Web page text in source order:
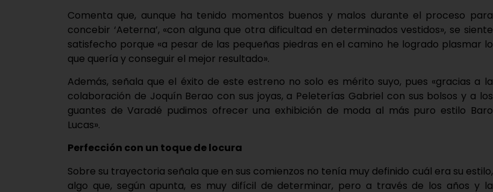
Comenta que, aunque ha tenido momentos buenos y malos durante el proceso para
concebir ‘Aeterna’, «con alguna que otra dificultad en determinados vestidos», se siente
satisfecho porque «a pesar de las pequeñas piedras en el camino he logrado plasmar lo
que quería y conseguir el mejor resultado».
Además, señala que el éxito de este estreno no solo es mérito suyo, pues «gracias a la
colaboración de Joquín Berao con sus joyas, a Peleterías Gabriel con sus bolsos y a los
guantes de Varadé pudimos ofrecer una exhibición de moda al más puro estilo Baro
Lucas».
Perfección con un toque de locura
Sobre su trayectoria señala que en sus comienzos no tenía muy definido cuál era su estilo,
algo que, según apunta, es muy difícil de determinar, pero a través de los años y la